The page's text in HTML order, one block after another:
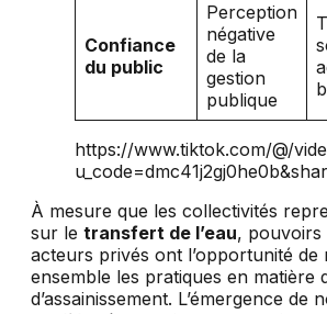
Confiance
du public
Perception
négative
de la
gestion
publique
https://www.tiktok.com/@/
À mesure que les collectivités
sur le transfert de l’eau, pouvoirs
acteurs privés ont l’opportunité de
ensemble les pratiques en matière
d’assainissement. L’émergence de